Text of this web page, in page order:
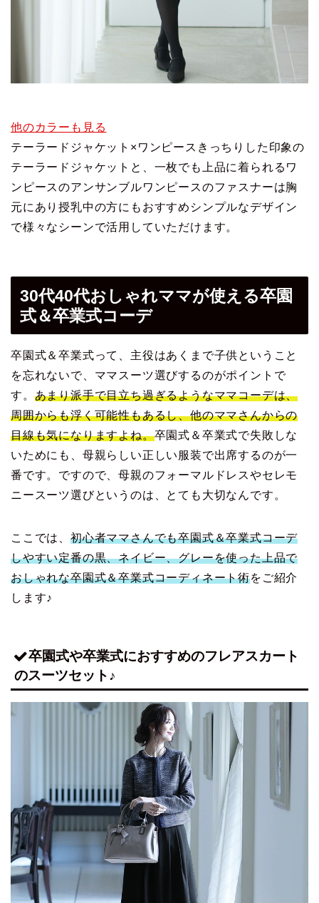
他のカラーも見る
テーラードジャケット×ワンピースきっちりした印象の
テーラードジャケットと、一枚でも上品に着られるワ
ンピースのアンサンブルワンピースのファスナーは胸
元にあり授乳中の方にもおすすめシンプルなデザイン
で様々なシーンで活用していただけます。
30代40代おしゃれママが使える卒園
式＆卒業式コーデ
卒園式＆卒業式って、主役はあくまで子供ということ
を忘れないで、ママスーツ選びするのがポイントで
す。 あまり派手で目立ち過ぎるようなママコーデは、
周囲からも浮く可能性もあるし、他のママさんからの
目線も気になりますよね。卒園式＆卒業式で失敗しな
いためにも、母親らしい正しい服装で出席するのが一
番です。ですので、母親のフォーマルドレスやセレモ
ニースーツ選びというのは、とても大切なんです。
ここでは、 初心者ママさんでも卒園式＆卒業式コーデ
しやすい定番の黒、ネイビー、グレーを使った上品で
おしゃれな卒園式＆卒業式コーディネート術をご紹介
します♪
卒園式や卒業式におすすめのフレアスカート
のスーツセット♪